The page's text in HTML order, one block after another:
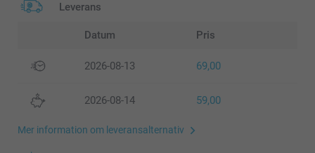
Leverans
Datum Pris
2026-08-13 69,00
2026-08-14 59,00
Mer information om leveransalternativ